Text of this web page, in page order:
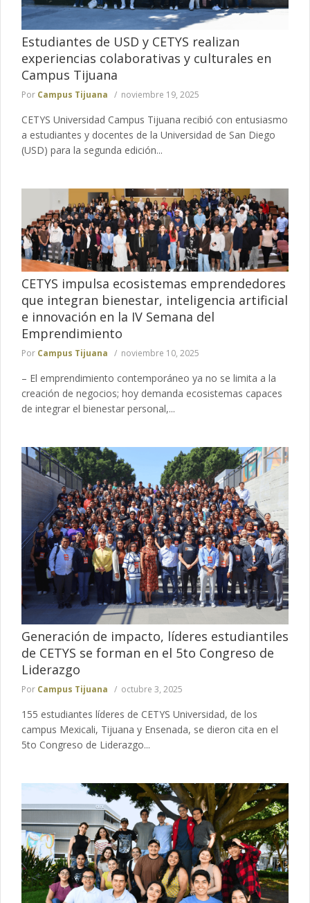
Estudiantes de USD y CETYS realizan
experiencias colaborativas y culturales en
Campus Tijuana
Por Campus Tijuana noviembre 19, 2025
CETYS Universidad Campus Tijuana recibió con entusiasmo
a estudiantes y docentes de la Universidad de San Diego
(USD) para la segunda edición...
CETYS impulsa ecosistemas emprendedores
que integran bienestar, inteligencia artificial
e innovación en la IV Semana del
Emprendimiento
Por Campus Tijuana noviembre 10, 2025
– El emprendimiento contemporáneo ya no se limita a la
creación de negocios; hoy demanda ecosistemas capaces
de integrar el bienestar personal,...
Generación de impacto, líderes estudiantiles
de CETYS se forman en el 5to Congreso de
Liderazgo
Por Campus Tijuana octubre 3, 2025
155 estudiantes líderes de CETYS Universidad, de los
campus Mexicali, Tijuana y Ensenada, se dieron cita en el
5to Congreso de Liderazgo...